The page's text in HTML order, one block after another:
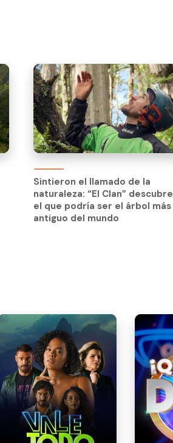
naturaleza: “El Clan” descubre
el que podría ser el árbol más
antiguo del mundo
Sintieron el llamado de la
naturaleza: “El Clan” descubre
el que podría ser el árbol más
antiguo del mundo